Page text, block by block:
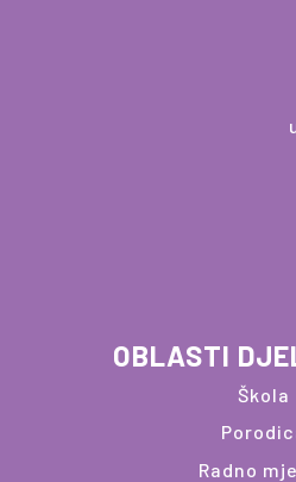
OBLASTI
Škola
Radno